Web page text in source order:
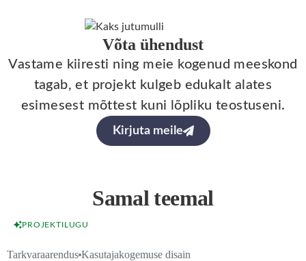
Võta ühendust
Vastame kiiresti ning meie kogenud meeskond
tagab, et projekt kulgeb edukalt alates
esimesest mõttest kuni lõpliku teostuseni.
Kirjuta meile
Samal teemal
PROJEKTILUGU
Tarkvaraarendus Kasutajakogemuse disain